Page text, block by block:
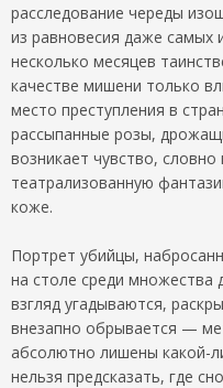
расследование череды
из равновесия даже самых
несколько месяцев
качестве мишени только
место преступления в
рассыпанные розы,
возникает чувство,
театрализованную
коже.
Портрет убийцы,
на столе среди множества
взгляд угадываются,
внезапно обрывается —
абсолютно лишены какой-
нельзя предсказать, где